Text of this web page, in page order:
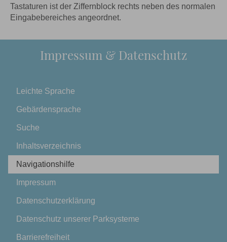
Tastaturen ist der Ziffernblock rechts neben des normalen
Eingabebereiches angeordnet.
Impressum & Datenschutz
Leichte Sprache
Gebärdensprache
Suche
Inhaltsverzeichnis
Navigationshilfe
Impressum
Datenschutzerklärung
Datenschutz unserer Parksysteme
Barrierefreiheit